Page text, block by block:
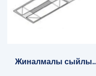
Жиналмалы сыйлық